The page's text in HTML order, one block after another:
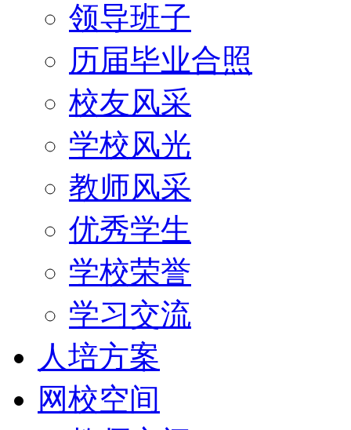
领导班子
历届毕业合照
校友风采
学校风光
教师风采
优秀学生
学校荣誉
学习交流
人培方案
网校空间